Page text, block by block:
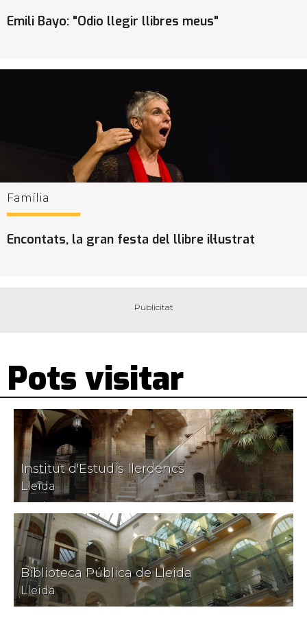
Emili Bayo: "Odio llegir llibres meus"
Família
Encontats, la gran festa del llibre il·lustrat
Pots visitar
Institut d'Estudis Ilerdencs
Lleida
Biblioteca Pública de Lleida
Lleida